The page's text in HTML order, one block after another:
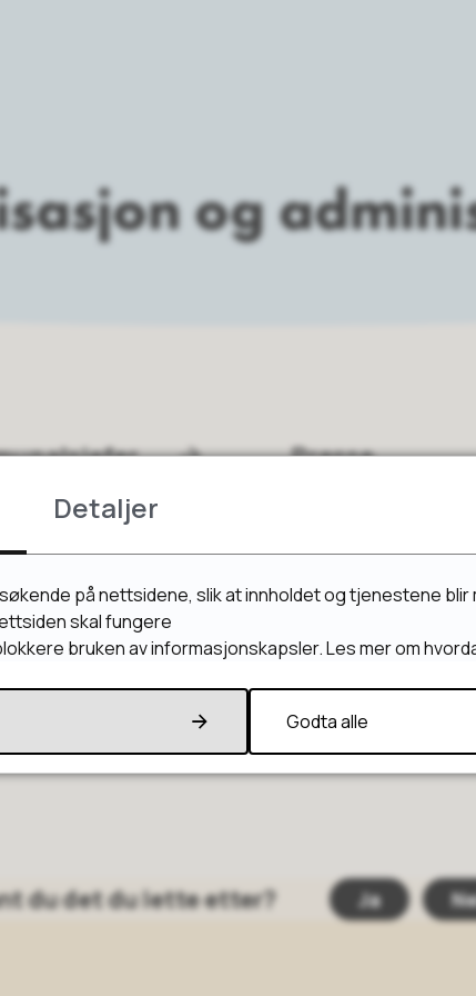
og
Presse
Ledige
du det du lette etter? Ja
Detaljer
på nettsidene, slik at innholdet og tjenestene blir
skal fungere
bruken av informasjonskapsler. Les mer om
Godta alle